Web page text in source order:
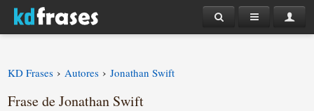
KD Frases › Autores › Jonathan Swift
Frase de Jonathan Swift